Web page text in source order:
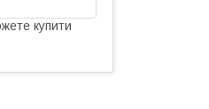
купити